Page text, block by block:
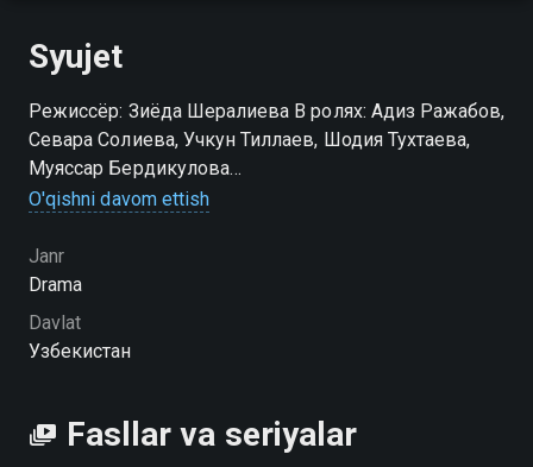
Syujet
Режиссёр: Зиёда Шералиева В ролях: Адиз Ражабов,
Севара Солиева, Учкун Тиллаев, Шодия Тухтаева,
Муяссар Бердикулова
saytida yuqori HD sifatda mutlaqo bepul onlayn tomosha
qilishingiz mumkin
O'qishni davom ettish
Janr
Drama
Davlat
Узбекистан
Fasllar va seriyalar